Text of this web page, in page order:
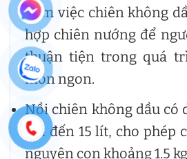
gồm việc chiên không
hợp chiên nướng để
thuận tiện trong quá
món ngon.
Nồi chiên không dầu có
lên đến 15 lít, cho phép
nguyên con khoảng 1.5